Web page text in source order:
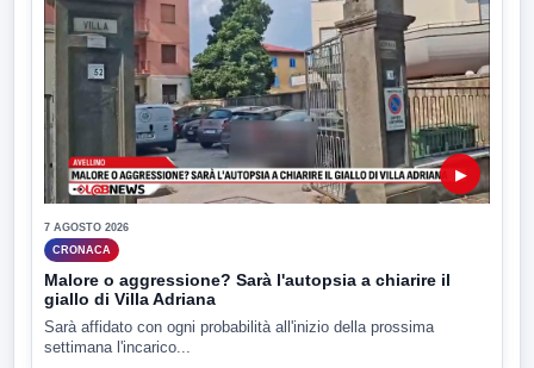
▶
7 AGOSTO 2026
CRONACA
Malore o aggressione? Sarà l'autopsia a chiarire il
giallo di Villa Adriana
Sarà affidato con ogni probabilità all'inizio della prossima
settimana l'incarico...